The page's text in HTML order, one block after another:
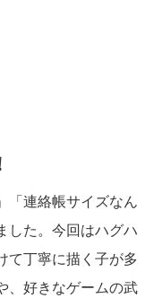
「連絡帳サイズなん
した。今回はハグハ
て丁寧に描く子が多
、好きなゲームの武